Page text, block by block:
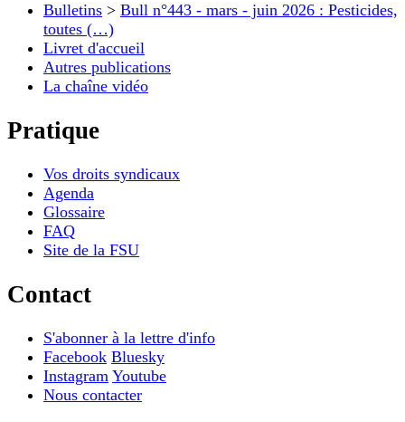
Bulletins > Bull n°443 - mars - juin 2026 : Pesticides,
toutes (…)
Livret d'accueil
Autres publications
La chaîne vidéo
Pratique
Vos droits syndicaux
Agenda
Glossaire
FAQ
Site de la FSU
Contact
S'abonner à la lettre d'info
Facebook Bluesky
Instagram Youtube
Nous contacter